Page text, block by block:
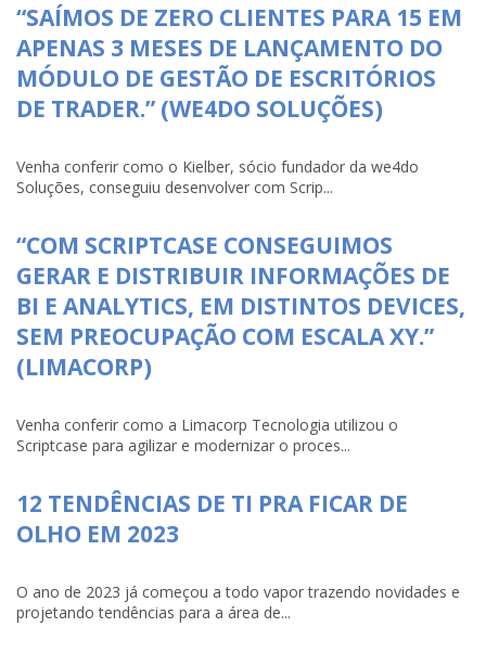
“SAÍMOS DE ZERO CLIENTES PARA 15 EM
APENAS 3 MESES DE LANÇAMENTO DO
MÓDULO DE GESTÃO DE ESCRITÓRIOS
DE TRADER.” (WE4DO SOLUÇÕES)
Venha conferir como o Kielber, sócio fundador da we4do
Soluções, conseguiu desenvolver com Scrip...
“COM SCRIPTCASE CONSEGUIMOS
GERAR E DISTRIBUIR INFORMAÇÕES DE
BI E ANALYTICS, EM DISTINTOS DEVICES,
SEM PREOCUPAÇÃO COM ESCALA XY.”
(LIMACORP)
Venha conferir como a Limacorp Tecnologia utilizou o
Scriptcase para agilizar e modernizar o proces...
12 TENDÊNCIAS DE TI PRA FICAR DE
OLHO EM 2023
O ano de 2023 já começou a todo vapor trazendo novidades e
projetando tendências para a área de...